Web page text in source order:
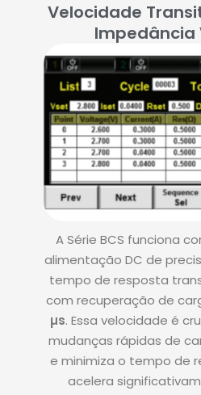
Velocidade
Impedância
A Série BCS funciona
alimentação DC de
tempo de resposta
com recuperação de
µs. Essa velocidade é
mudanças rápidas de
e minimiza o tempo de
acelera